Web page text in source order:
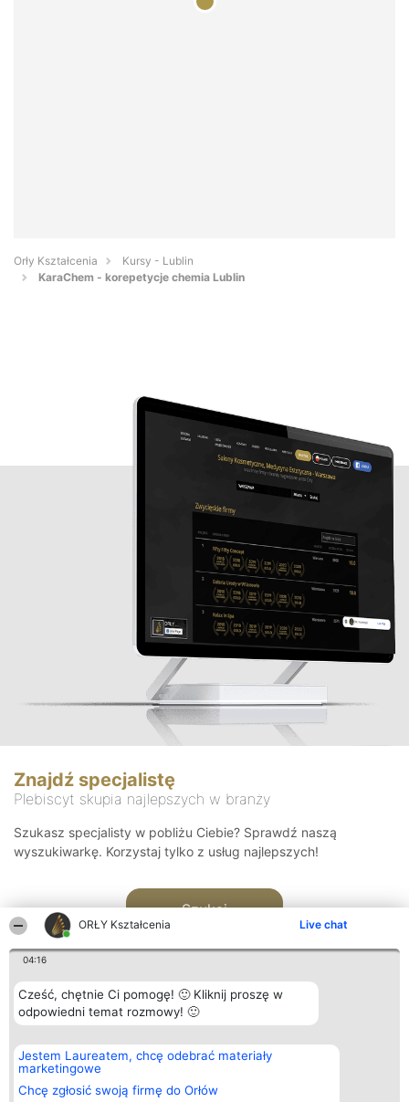
ORŁY Kształcenia Live chat
04:16
Cześć, chętnie Ci pomogę! 🙂 Kliknij proszę w
odpowiedni temat rozmowy! 🙂
Jestem Laureatem, chcę odebrać materiały
marketingowe
Chcę zgłosić swoją firmę do Orłów
Orły Kształcenia
Kursy - Lublin
KaraChem - korepetycje chemia Lublin
Znajdź specjalistę
Plebiscyt skupia najlepszych w branży
Szukasz specjalisty w pobliżu Ciebie? Sprawdź naszą
wyszukiwarkę. Korzystaj tylko z usług najlepszych!
Szukaj
Organizator plebiscytu
Bright Side Solutions sp. z o.
o. sp. k.
ul. Ruska 22
Wrocław 50-079
Plebiscyt
Laureaci
wszystkich
Laureatów
Kontakt
Kontakt